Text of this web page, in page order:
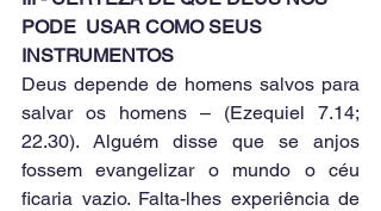
PODE  USAR COMO SEUS
INSTRUMENTOS
Deus depende de homens salvos para
salvar os homens – (Ezequiel 7.14;
22.30). Alguém disse que se anjos
fossem evangelizar o mundo o céu
ficaria vazio. Falta-lhes experiência de